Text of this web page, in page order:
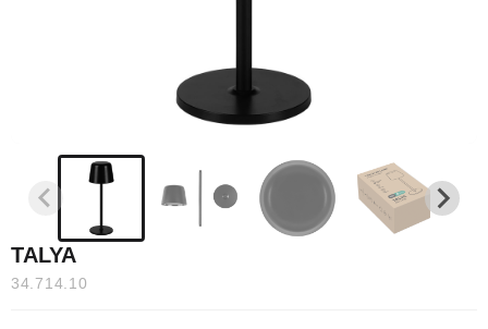
TALYA
34.714.10